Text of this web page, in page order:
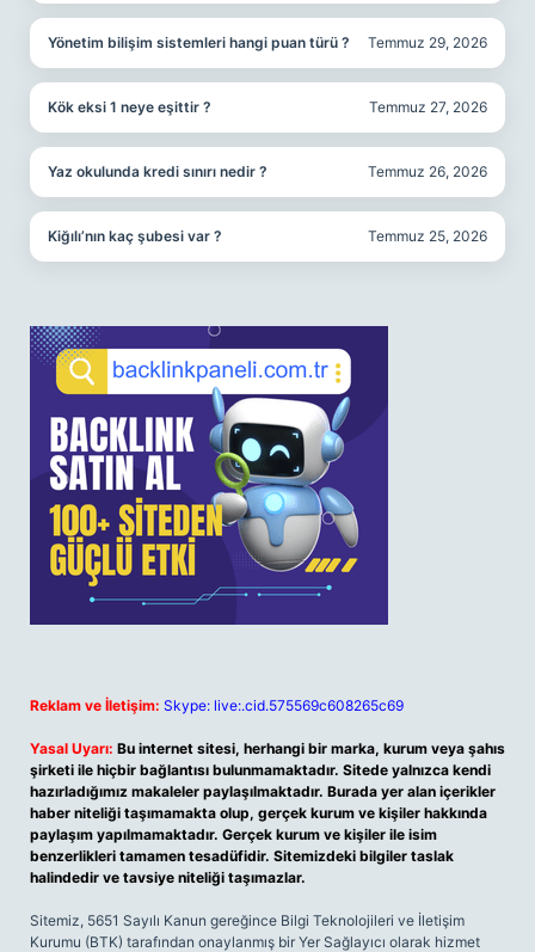
Yönetim bilişim sistemleri hangi puan türü ? Temmuz 29, 2026
Kök eksi 1 neye eşittir ? Temmuz 27, 2026
Yaz okulunda kredi sınırı nedir ? Temmuz 26, 2026
Kiğılı’nın kaç şubesi var ? Temmuz 25, 2026
Reklam ve İletişim: Skype: live:.cid.575569c608265c69
Yasal Uyarı: Bu internet sitesi, herhangi bir marka, kurum veya şahıs
şirketi ile hiçbir bağlantısı bulunmamaktadır. Sitede yalnızca kendi
hazırladığımız makaleler paylaşılmaktadır. Burada yer alan içerikler
haber niteliği taşımamakta olup, gerçek kurum ve kişiler hakkında
paylaşım yapılmamaktadır. Gerçek kurum ve kişiler ile isim
benzerlikleri tamamen tesadüfidir. Sitemizdeki bilgiler taslak
halindedir ve tavsiye niteliği taşımazlar.
Sitemiz, 5651 Sayılı Kanun gereğince Bilgi Teknolojileri ve İletişim
Kurumu (BTK) tarafından onaylanmış bir Yer Sağlayıcı olarak hizmet